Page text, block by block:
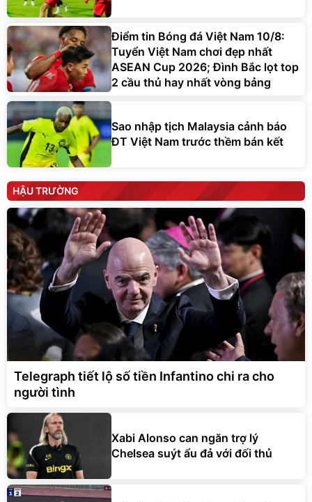
Điểm tin Bóng đá Việt Nam 10/8:
Tuyển Việt Nam chơi đẹp nhất
ASEAN Cup 2026; Đình Bắc lọt top
2 cầu thủ hay nhất vòng bảng
Sao nhập tịch Malaysia cảnh báo
ĐT Việt Nam trước thềm bán kết
HẬU TRƯỜNG
Telegraph tiết lộ số tiền Infantino chi ra cho
người tình
Xabi Alonso can ngăn trợ lý
Chelsea suýt ẩu đả với đối thủ